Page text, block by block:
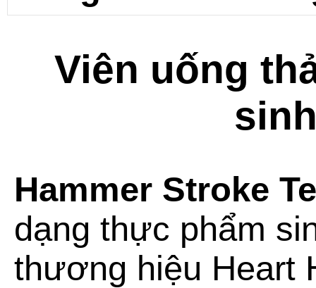
Viên uống
Hammer Stroke
dạng thực phẩm
thương hiệu Heart